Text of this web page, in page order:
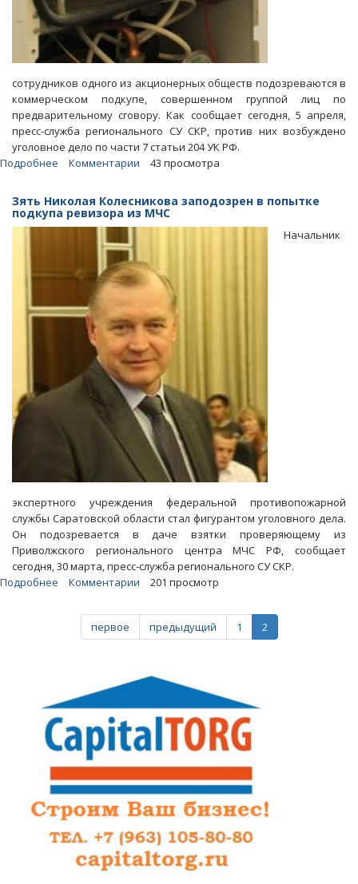
сотрудников одного из акционерных обществ подозреваются в
коммерческом подкупе, совершенном группой лиц по
предварительному сговору. Как сообщает сегодня, 5 апреля,
пресс-служба регионального СУ СКР, против них возбуждено
уголовное дело по части 7 статьи 204 УК РФ.
Подробнее
саратовской
компании
у
мзду
поставку
выключателей
Комментарии 43 просмотра
Зять Николая Колесникова заподозрен в попытке
подкупа ревизора из МЧС
Начальник
экспертного учреждения федеральной противопожарной
службы Саратовской области стал фигурантом уголовного дела.
Он подозревается в даче взятки проверяющему из
Приволжского регионального центра МЧС РФ, сообщает
сегодня, 30 марта, пресс-служба регионального СУ СКР.
Подробнее
Николая
Колесникова
подкупа
ревизора
из
МЧС
Комментарии 201 просмотр
первое предыдущий 1 2